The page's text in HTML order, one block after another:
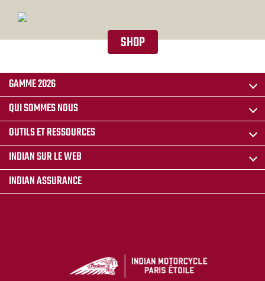
SHOP
GAMME 2026
QUI SOMMES NOUS
OUTILS ET RESSOURCES
INDIAN SUR LE WEB
INDIAN ASSURANCE